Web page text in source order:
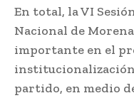
En total, la VI
Nacional de
importante en el
partido, en medio